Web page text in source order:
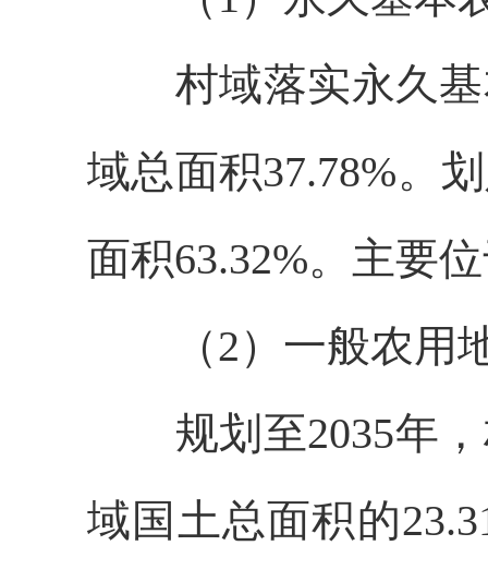
村域落实永久
域总面积37.78%。
面积63.32%。主要
（2）一般农用
规划至2035年
域国土总面积的